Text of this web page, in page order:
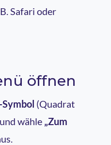
Safari oder
öffnen
(Quadrat
wähle „Zum